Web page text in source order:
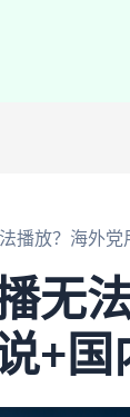
播放？海外
无
+国